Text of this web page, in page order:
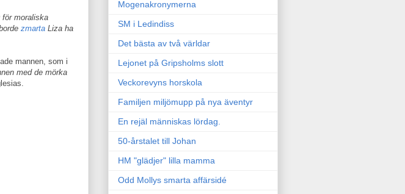
för moraliska
zmarta Liza ha
mannen, som i
med de mörka
Mogenakronymerna
SM i Ledindiss
Det bästa av två världar
Lejonet på Gripsholms slott
Veckorevyns horskola
Familjen miljömupp på nya äventyr
En rejäl människas lördag.
50-årstalet till Johan
HM "glädjer" lilla mamma
Odd Mollys smarta affärsidé